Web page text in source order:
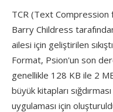
TCR (Text Compression
Barry Childress
ailesi için geliştirilen
Format, Psion'un son
genellikle 128 KB ile 2
büyük kitapları
uygulaması için